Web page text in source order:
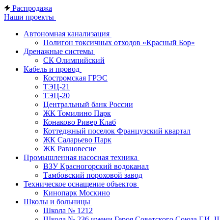
Распродажа
Наши проекты
Автономная канализация
Полигон токсичных отходов «Красный Бор»
Дренажные системы
СК Олимпийский
Кабель и провод
Костромская ГРЭС
ТЭЦ-21
ТЭЦ-20
Центральный банк России
ЖК Томилино Парк
Конаково Ривер Клаб
Коттеджный поселок Французский квартал
ЖК Саларьево Парк
ЖК Равновесие
Промышленная насосная техника
ВЗУ Красногорский водоканал
Тамбовский пороховой завод
Техническое оснащение объектов
Кинопарк Москино
Школы и больницы
Школа № 1212